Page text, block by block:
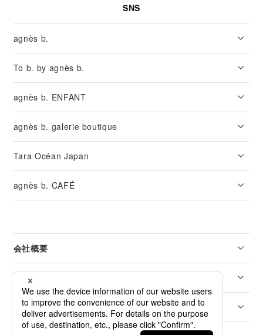
SNS
agnès b.
To b. by agnès b.
agnès b. ENFANT
agnès b. galerie boutique
Tara Océan Japan
agnès b. CAFÉ
会社概要
リーガル
カスタマーサービス